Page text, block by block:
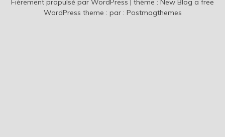
Fièrement propulsé par WordPress thème : New Blog a free
WordPress theme : par : Postmagthemes